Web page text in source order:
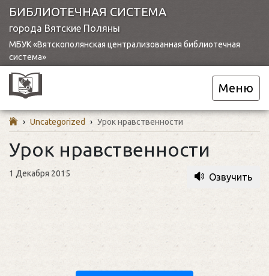
БИБЛИОТЕЧНАЯ СИСТЕМА
города Вятские Поляны
МБУК «Вятскополянская централизованная библиотечная
система»
Меню
› Uncategorized › Урок нравственности
Урок нравственности
1 Декабря 2015 Озвучить